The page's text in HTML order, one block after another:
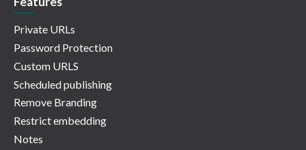
Private URLs
Password Protection
Custom URLS
Scheduled publishing
Remove Branding
Restrict embedding
Notes